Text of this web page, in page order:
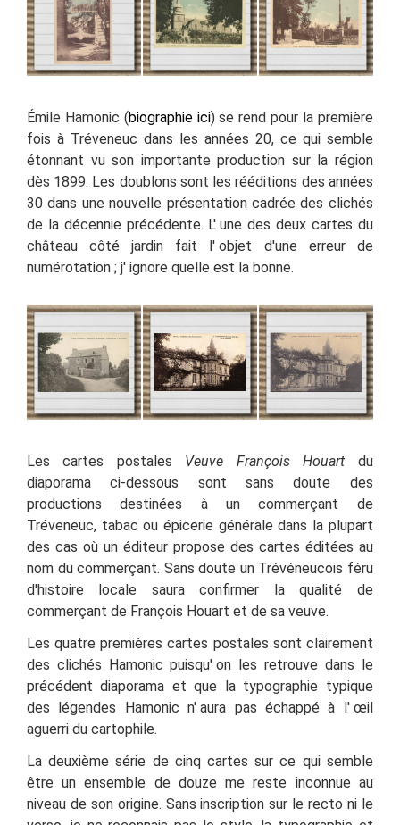
Émile Hamonic (biographie ici) se rend pour la première
fois à Tréveneuc dans les années 20, ce qui semble
étonnant vu son importante production sur la région
dès 1899. Les doublons sont les rééditions des années
30 dans une nouvelle présentation cadrée des clichés
de la décennie précédente. L' une des deux cartes du
château côté jardin fait l' objet d'une erreur de
numérotation ; j' ignore quelle est la bonne.
Les cartes postales Veuve François Houart du
diaporama ci-dessous sont sans doute des
productions destinées à un commerçant de
Tréveneuc, tabac ou épicerie générale dans la plupart
des cas où un éditeur propose des cartes éditées au
nom du commerçant. Sans doute un Trévéneucois féru
d'histoire locale saura confirmer la qualité de
commerçant de François Houart et de sa veuve.
Les quatre premières cartes postales sont clairement
des clichés Hamonic puisqu' on les retrouve dans le
précédent diaporama et que la typographie typique
des légendes Hamonic n' aura pas échappé à l' œil
aguerri du cartophile.
La deuxième série de cinq cartes sur ce qui semble
être un ensemble de douze me reste inconnue au
niveau de son origine. Sans inscription sur le recto ni le